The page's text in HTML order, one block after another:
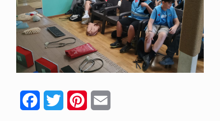
FacebookTwitter Pinterest